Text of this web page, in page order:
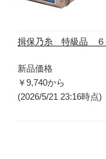
揖保乃糸 特級品 ６
新品価格
￥9,740から
(2026/5/21 23:16時点)